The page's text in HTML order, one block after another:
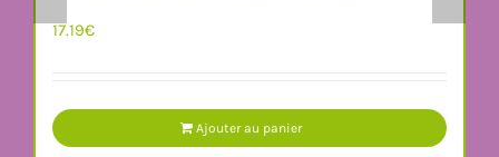
17.19€
Ajouter au panier